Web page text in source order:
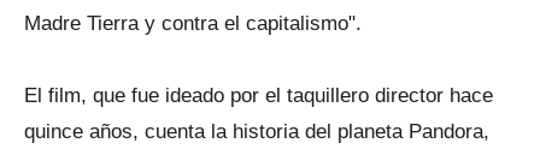
Madre Tierra y contra el capitalismo".
El film, que fue ideado por el taquillero director hace
quince años, cuenta la historia del planeta Pandora,